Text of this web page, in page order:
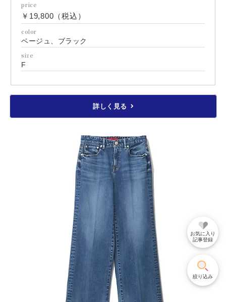
price
￥19,800（税込）
color
ベージュ、ブラック
size
F
詳しく見る
お気に入り
記事登録
絞り込み